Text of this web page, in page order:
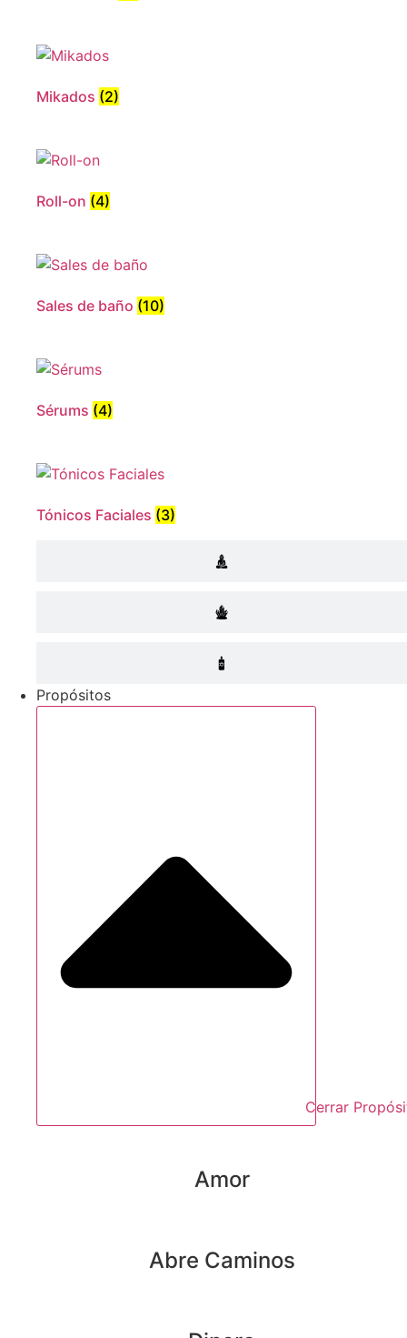
Mikados (2)
Roll-on (4)
Sales de baño (10)
Sérums (4)
Tónicos Faciales (3)
Propósitos
Cerrar
Amor
Abre Caminos